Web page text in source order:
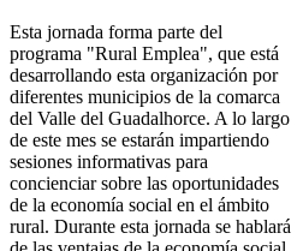
Esta jornada forma parte del
programa "Rural Emplea", que está
desarrollando esta organización por
diferentes municipios de la comarca
del Valle del Guadalhorce. A lo largo
de este mes se estarán impartiendo
sesiones informativas para
concienciar sobre las oportunidades
de la economía social en el ámbito
rural. Durante esta jornada se hablará